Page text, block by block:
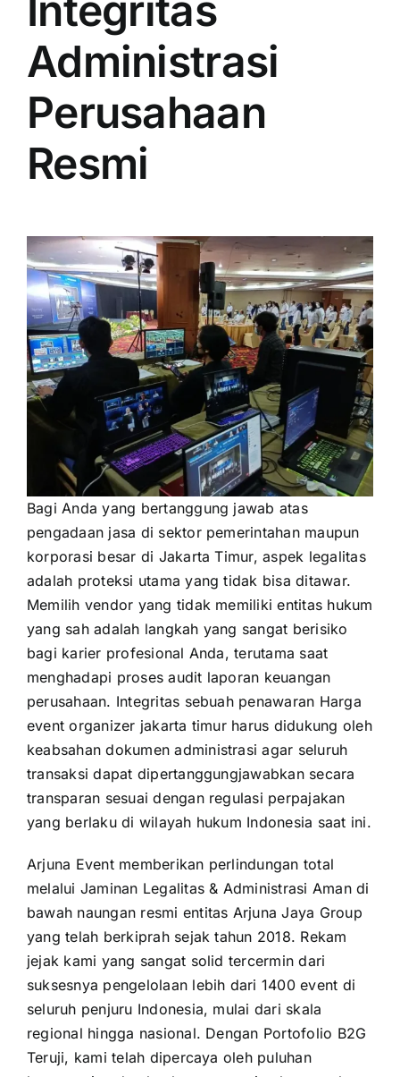
Administrasi
Perusahaan
Resmi
Bagi Anda yang bertanggung jawab atas
pengadaan jasa di sektor pemerintahan maupun
korporasi besar di Jakarta Timur, aspek legalitas
adalah proteksi utama yang tidak bisa ditawar.
Memilih vendor yang tidak memiliki entitas hukum
yang sah adalah langkah yang sangat berisiko
bagi karier profesional Anda, terutama saat
menghadapi proses audit laporan keuangan
perusahaan. Integritas sebuah penawaran Harga
event organizer jakarta timur harus didukung oleh
keabsahan dokumen administrasi agar seluruh
transaksi dapat dipertanggungjawabkan secara
transparan sesuai dengan regulasi perpajakan
yang berlaku di wilayah hukum Indonesia saat ini.
Arjuna Event memberikan perlindungan total
melalui Jaminan Legalitas & Administrasi Aman di
bawah naungan resmi entitas Arjuna Jaya Group
yang telah berkiprah sejak tahun 2018. Rekam
jejak kami yang sangat solid tercermin dari
suksesnya pengelolaan lebih dari 1400 event di
seluruh penjuru Indonesia, mulai dari skala
regional hingga nasional. Dengan Portofolio B2G
Teruji, kami telah dipercaya oleh puluhan